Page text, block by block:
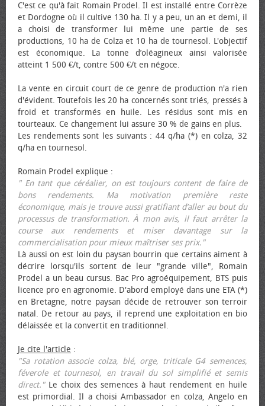
C'est ce qu'à fait Romain Prodel. Il est installé entre Corrèze
et Dordogne où il cultive 130 ha. Il y a peu, un an et demi, il
a choisi de transformer lui même une partie de ses
productions, 10 ha de Colza et 10 ha de tournesol. L'objectif
est économique. La tonne d’oléagineux ainsi valorisée
atteint 1 500 €/t, contre 500 €/t en négoce.
La vente en circuit court de ce genre de production n'a rien
d'évident. Toutefois les 20 ha concernés sont triés, pressés à
froid et transformés en huile. Les résidus sont mis en
tourteaux. Ce changement lui assure 30 % de gains en plus.
Les rendements sont les suivants : 44 q/ha (*) en colza, 32
q/ha en tournesol.
Romain Prodel explique :
" En tant que céréalier, on est toujours content de faire de
bons rendements. Ma motivation première reste
économique, mais je trouve aussi gratifiant d’aller au bout du
processus de transformation. À mon avis, il faut arrêter la
course aux rendements et miser davantage sur la
commercialisation pour mieux maîtriser ses prix."
Là aussi on est loin du paysan bourrin que certains aiment à
décrire lorsqu'ils sortent de leur "grande ville", Romain
Prodel a un beau cursus. Bac Pro agroéquipement, BTS puis
licence pro en agronomie. D'abord employé dans une ETA (*)
en Bretagne, notre paysan décide de retrouver son terroir
natal. De retour au pays, il reprend une exploitation en bio
délaissée et la convertit en traditionnel.
Je cite l'article :
"Sa rotation associe colza, blé, orge, triticale G4 semences,
féverole et tournesol, en travail du sol simplifié et semis
direct."Le choix des semences à haut rendement en huile
est primordial. Il a choisi Ambassador en colza, Angelo en